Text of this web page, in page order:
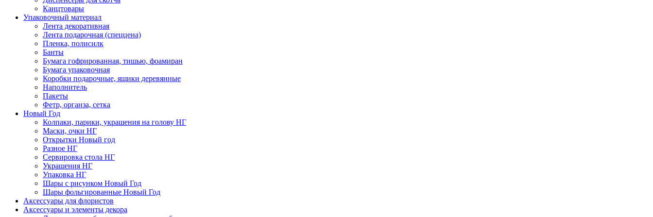
Канцтовары
Упаковочный материал
Лента декоративная
Лента подарочная (спеццена)
Пленка, полисилк
Банты
Бумага гофрированная, тишью, фоамиран
Бумага упаковочная
Коробки подарочные, ящики деревянные
Наполнитель
Пакеты
Фетр, органза, сетка
Новый Год
Колпаки, парики, украшения на голову НГ
Маски, очки НГ
Открытки Новый год
Разное НГ
Сервировка стола НГ
Украшения НГ
Упаковка НГ
Шары с рисунком Новый Год
Шары фольгированные Новый Год
Аксессуары для флористов
Аксессуары и элементы декора